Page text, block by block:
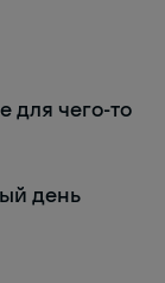
для чего-то
день